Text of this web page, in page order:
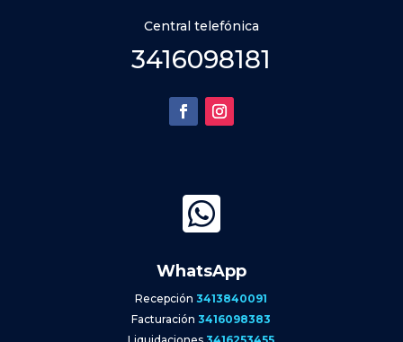
Central telefónica
3416098181

WhatsApp
Recepción3413840091
Facturación3416098383